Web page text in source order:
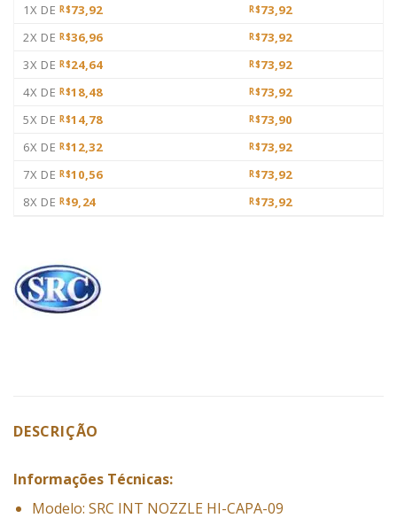
1X DE R$73,92 R$73,92
2X DE R$36,96 R$73,92
3X DE R$24,64 R$73,92
4X DE R$18,48 R$73,92
5X DE R$14,78 R$73,90
6X DE R$12,32 R$73,92
7X DE R$10,56 R$73,92
8X DE R$9,24 R$73,92
DESCRIÇÃO
Informações Técnicas:
Modelo: SRC INT NOZZLE HI-CAPA-09